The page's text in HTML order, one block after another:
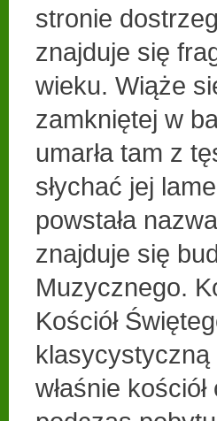
stronie
znajduje się
wieku. Wiąże
zamkniętej w
umarła tam z
słychać jej
powstała
znajduje się
Muzycznego.
Kościół
klasycystyczną
właśnie